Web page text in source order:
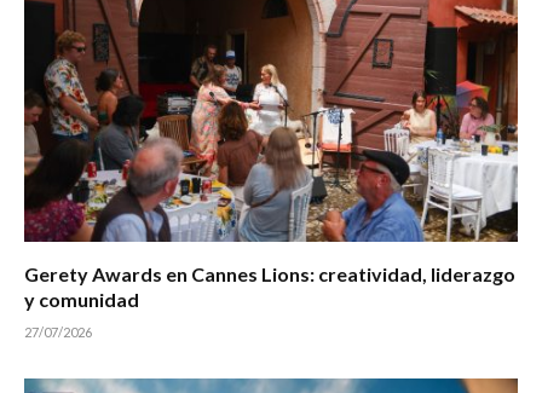
Gerety Awards en Cannes Lions: creatividad, liderazgo
y comunidad
27/07/2026